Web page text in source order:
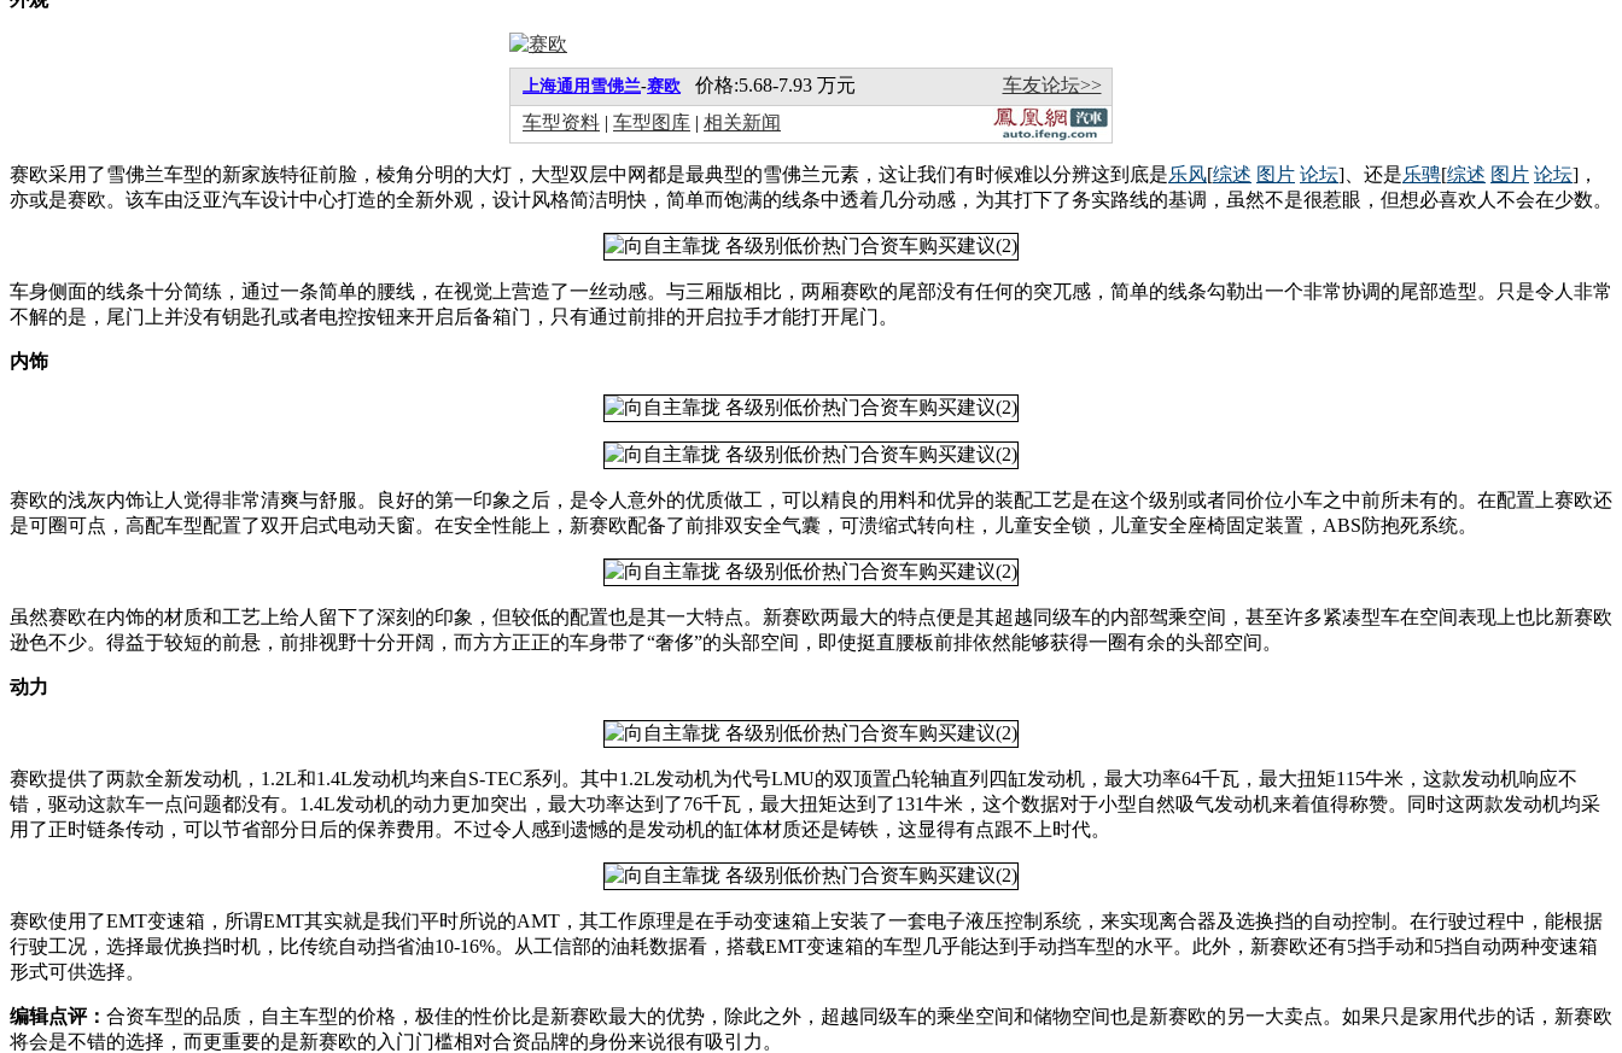
上海通用雪佛兰-赛欧 价格:5.68-7.93 万元
车友论坛>>
车型资料 | 车型图库 | 相关新闻
赛欧采用了雪佛兰车型的新家族特征前脸，棱角分明的大灯，大型双层中网都是最典型的雪佛兰元素，这让我们有时候难以分辨这到底是乐风[综述 图片 论坛]、还是乐骋[综述 图片 论坛]，
亦或是赛欧。该车由泛亚汽车设计中心打造的全新外观，设计风格简洁明快，简单而饱满的线条中透着几分动感，为其打下了务实路线的基调，虽然不是很惹眼，但想必喜欢人不会在少数。
车身侧面的线条十分简练，通过一条简单的腰线，在视觉上营造了一丝动感。与三厢版相比，两厢赛欧的尾部没有任何的突兀感，简单的线条勾勒出一个非常协调的尾部造型。只是令人非常
不解的是，尾门上并没有钥匙孔或者电控按钮来开启后备箱门，只有通过前排的开启拉手才能打开尾门。
内饰
赛欧的浅灰内饰让人觉得非常清爽与舒服。良好的第一印象之后，是令人意外的优质做工，可以精良的用料和优异的装配工艺是在这个级别或者同价位小车之中前所未有的。在配置上赛欧还
是可圈可点，高配车型配置了双开启式电动天窗。在安全性能上，新赛欧配备了前排双安全气囊，可溃缩式转向柱，儿童安全锁，儿童安全座椅固定装置，ABS防抱死系统。
虽然赛欧在内饰的材质和工艺上给人留下了深刻的印象，但较低的配置也是其一大特点。新赛欧两最大的特点便是其超越同级车的内部驾乘空间，甚至许多紧凑型车在空间表现上也比新赛欧
逊色不少。得益于较短的前悬，前排视野十分开阔，而方方正正的车身带了“奢侈”的头部空间，即使挺直腰板前排依然能够获得一圈有余的头部空间。
动力
赛欧提供了两款全新发动机，1.2L和1.4L发动机均来自S-TEC系列。其中1.2L发动机为代号LMU的双顶置凸轮轴直列四缸发动机，最大功率64千瓦，最大扭矩115牛米，这款发动机响应不
错，驱动这款车一点问题都没有。1.4L发动机的动力更加突出，最大功率达到了76千瓦，最大扭矩达到了131牛米，这个数据对于小型自然吸气发动机来着值得称赞。同时这两款发动机均采
用了正时链条传动，可以节省部分日后的保养费用。不过令人感到遗憾的是发动机的缸体材质还是铸铁，这显得有点跟不上时代。
赛欧使用了EMT变速箱，所谓EMT其实就是我们平时所说的AMT，其工作原理是在手动变速箱上安装了一套电子液压控制系统，来实现离合器及选换挡的自动控制。在行驶过程中，能根据
行驶工况，选择最优换挡时机，比传统自动挡省油10-16%。从工信部的油耗数据看，搭载EMT变速箱的车型几乎能达到手动挡车型的水平。此外，新赛欧还有5挡手动和5挡自动两种变速箱
形式可供选择。
编辑点评： 合资车型的品质，自主车型的价格，极佳的性价比是新赛欧最大的优势，除此之外，超越同级车的乘坐空间和储物空间也是新赛欧的另一大卖点。如果只是家用代步的话，新赛欧
将会是不错的选择，而更重要的是新赛欧的入门门槛相对合资品牌的身份来说很有吸引力。